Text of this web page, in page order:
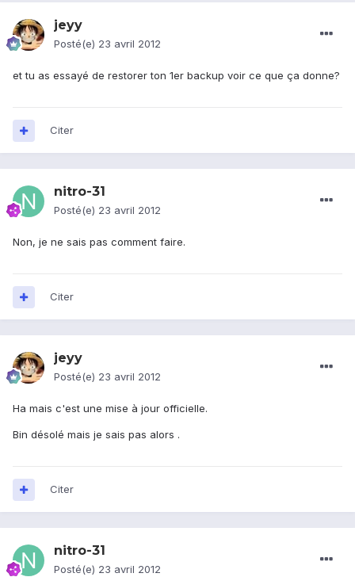
jeyy
Posté(e) 23 avril 2012
et tu as essayé de restorer ton 1er backup voir ce que ça donne?
Citer
nitro-31
Posté(e) 23 avril 2012
Non, je ne sais pas comment faire.
Citer
jeyy
Posté(e) 23 avril 2012
Ha mais c'est une mise à jour officielle.
Bin désolé mais je sais pas alors .
Citer
nitro-31
Posté(e) 23 avril 2012